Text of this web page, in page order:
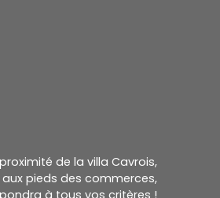
de la villa Cavrois,
pieds des commerces,
à tous vos critères !